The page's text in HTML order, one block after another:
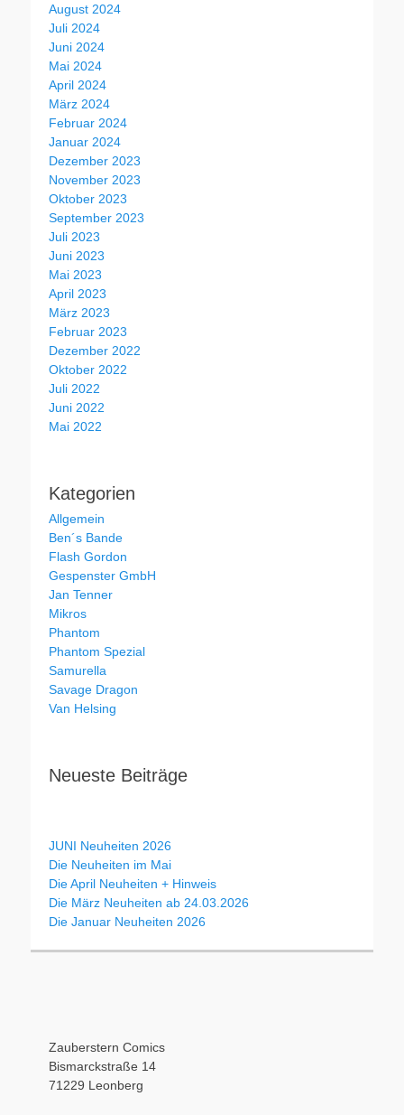
August 2024
Juli 2024
Juni 2024
Mai 2024
April 2024
März 2024
Februar 2024
Januar 2024
Dezember 2023
November 2023
Oktober 2023
September 2023
Juli 2023
Juni 2023
Mai 2023
April 2023
März 2023
Februar 2023
Dezember 2022
Oktober 2022
Juli 2022
Juni 2022
Mai 2022
Kategorien
Allgemein
Ben´s Bande
Flash Gordon
Gespenster GmbH
Jan Tenner
Mikros
Phantom
Phantom Spezial
Samurella
Savage Dragon
Van Helsing
Neueste Beiträge
JUNI Neuheiten 2026
Die Neuheiten im Mai
Die April Neuheiten + Hinweis
Die März Neuheiten ab 24.03.2026
Die Januar Neuheiten 2026
Zauberstern Comics
Bismarckstraße 14
71229 Leonberg